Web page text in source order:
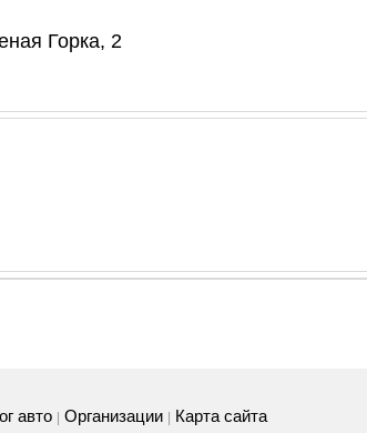
Горка, 2
авто Организации Карта сайта